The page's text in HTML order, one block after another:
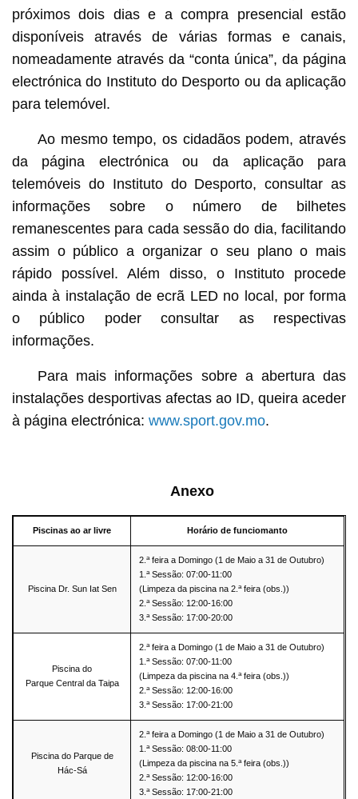
próximos dois dias e a compra presencial estão
disponíveis através de várias formas e canais,
nomeadamente através da “conta única”, da página
electrónica do Instituto do Desporto ou da aplicação
para telemóvel.
Ao mesmo tempo, os cidadãos podem, através
da página electrónica ou da aplicação para
telemóveis do Instituto do Desporto, consultar as
informações sobre o número de bilhetes
remanescentes para cada sessão do dia, facilitando
assim o público a organizar o seu plano o mais
rápido possível. Além disso, o Instituto procede
ainda à instalação de ecrã LED no local, por forma
o público poder consultar as respectivas
informações.
Para mais informações sobre a abertura das
instalações desportivas afectas ao ID, queira aceder
à página electrónica: www.sport.gov.mo.
Anexo
Piscinas ao ar livre Horário de funciomanto
Piscina Dr. Sun Iat Sen
2.afeira a Domingo (1 de Maio a 31 de Outubro)
1.aSessão: 07:00-11:00
(Limpeza da piscina na 2.afeira (obs.))
2.aSessão: 12:00-16:00
3.aSessão: 17:00-20:00
Piscina do
Parque Central da Taipa
2.afeira a Domingo (1 de Maio a 31 de Outubro)
1.aSessão: 07:00-11:00
(Limpeza da piscina na 4.afeira (obs.))
2.aSessão: 12:00-16:00
3.aSessão: 17:00-21:00
Piscina do Parque de
Hác-Sá
2.afeira a Domingo (1 de Maio a 31 de Outubro)
1.aSessão: 08:00-11:00
(Limpeza da piscina na 5.afeira (obs.))
2.aSessão: 12:00-16:00
3.aSessão: 17:00-21:00